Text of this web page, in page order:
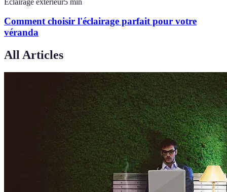
Comment choisir l'éclairage parfait pour votre
véranda
All Articles